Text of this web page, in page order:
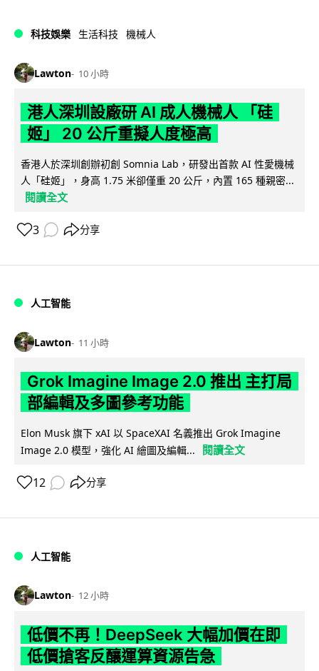
科技娛樂 生活科技 機械人
Lawton 10 小時
港人深圳設廠研 AI 成人機械人 「硅
姬」 20 公斤重擬人度極高
香港人於深圳創辦初創 Somnia Lab，研發出首款 AI 性愛機械
人「硅姬」，身高 1.75 米卻僅重 20 公斤，內置 165 種親密...
閱讀全文
3 分享
人工智能
Lawton 11 小時
Grok Imagine Image 2.0 推出 主打局
部編輯及多圖參考功能
Elon Musk 旗下 xAI 以 SpaceXAI 名義推出 Grok Imagine
Image 2.0 模型，強化 AI 繪圖及編輯...
閱讀全文
12 分享
人工智能
Lawton 12 小時
低價不再！DeepSeek 大幅加價在即
低價搶客反釀運算資源告急